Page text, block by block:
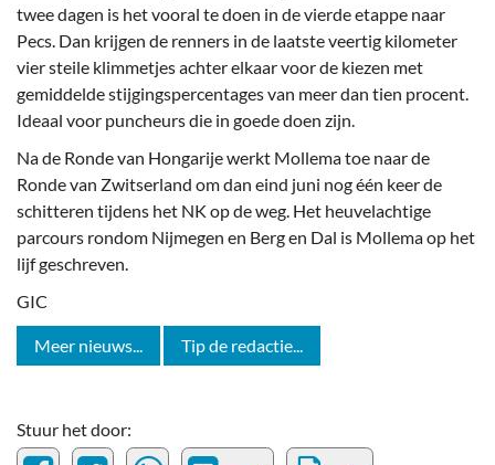
twee dagen is het vooral te doen in de vierde etappe naar
Pecs. Dan krijgen de renners in de laatste veertig kilometer
vier steile klimmetjes achter elkaar voor de kiezen met
gemiddelde stijgingspercentages van meer dan tien procent.
Ideaal voor puncheurs die in goede doen zijn.
Na de Ronde van Hongarije werkt Mollema toe naar de
Ronde van Zwitserland om dan eind juni nog één keer de
schitteren tijdens het NK op de weg. Het heuvelachtige
parcours rondom Nijmegen en Berg en Dal is Mollema op het
lijf geschreven.
GIC
Meer nieuws... Tip de redactie...
Stuur het door: